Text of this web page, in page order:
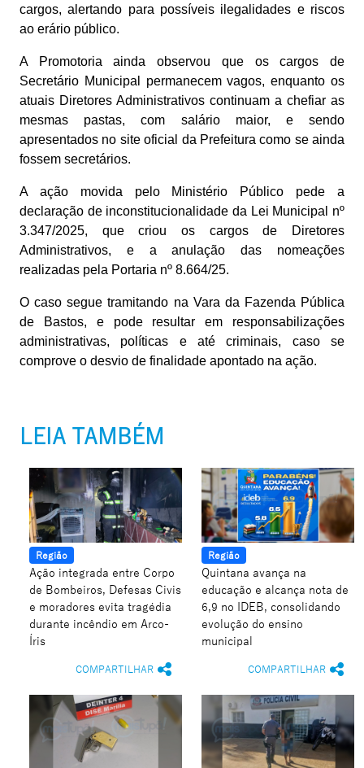
cargos, alertando para possíveis ilegalidades e riscos
ao erário público.
A Promotoria ainda observou que os cargos de
Secretário Municipal permanecem vagos, enquanto os
atuais Diretores Administrativos continuam a chefiar as
mesmas pastas, com salário maior, e sendo
apresentados no site oficial da Prefeitura como se ainda
fossem secretários.
A ação movida pelo Ministério Público pede a
declaração de inconstitucionalidade da Lei Municipal nº
3.347/2025, que criou os cargos de Diretores
Administrativos, e a anulação das nomeações
realizadas pela Portaria nº 8.664/25.
O caso segue tramitando na Vara da Fazenda Pública
de Bastos, e pode resultar em responsabilizações
administrativas, políticas e até criminais, caso se
comprove o desvio de finalidade apontado na ação.
LEIA TAMBÉM
Região
Ação integrada entre Corpo
de Bombeiros, Defesas Civis
e moradores evita tragédia
durante incêndio em Arco-
Íris
COMPARTILHAR
Região
Quintana avança na
educação e alcança nota de
6,9 no IDEB, consolidando
evolução do ensino
municipal
COMPARTILHAR